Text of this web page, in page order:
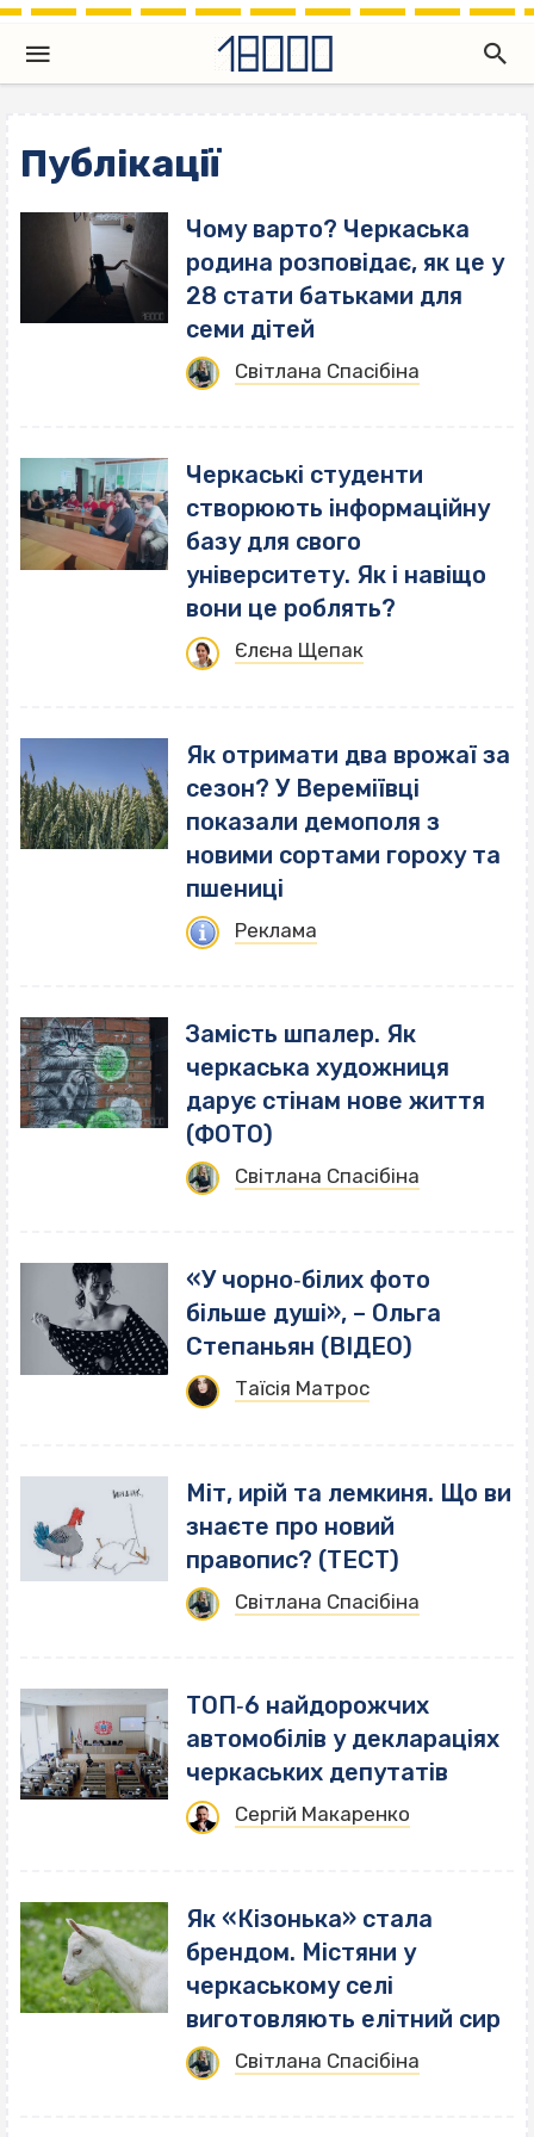
Публікації
Чому варто? Черкаська
родина розповідає, як це у
28 стати батьками для
семи дітей
Світлана Спасібіна
Черкаські студенти
створюють інформаційну
базу для свого
університету. Як і навіщо
вони це роблять?
Єлєна Щепак
Як отримати два врожаї за
сезон? У Вереміївці
показали демополя з
новими сортами гороху та
пшениці
Реклама
Замість шпалер. Як
черкаська художниця
дарує стінам нове життя
(ФОТО)
Світлана Спасібіна
«У чорно‐білих фото
більше душі», – Ольга
Степаньян (ВІДЕО)
Таїсія Матрос
Міт, ирій та лемкиня. Що ви
знаєте про новий
правопис? (ТЕСТ)
Світлана Спасібіна
ТОП‐6 найдорожчих
автомобілів у деклараціях
черкаських депутатів
Сергій Макаренко
Як «Кізонька» стала
брендом. Містяни у
черкаському селі
виготовляють елітний сир
Світлана Спасібіна